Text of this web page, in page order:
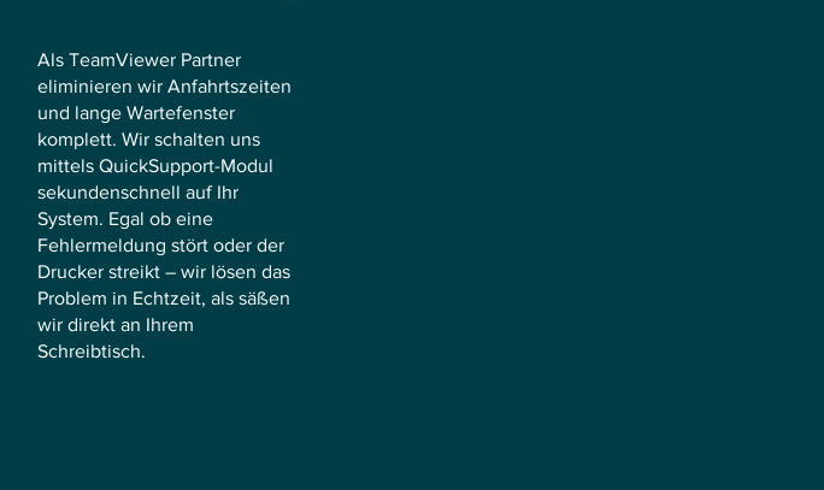
Als TeamViewer Partner
eliminieren wir Anfahrtszeiten
und lange Wartefenster
komplett. Wir schalten uns
mittels QuickSupport-Modul
sekundenschnell auf Ihr
System. Egal ob eine
Fehlermeldung stört oder der
Drucker streikt – wir lösen das
Problem in Echtzeit, als säßen
wir direkt an Ihrem
Schreibtisch.